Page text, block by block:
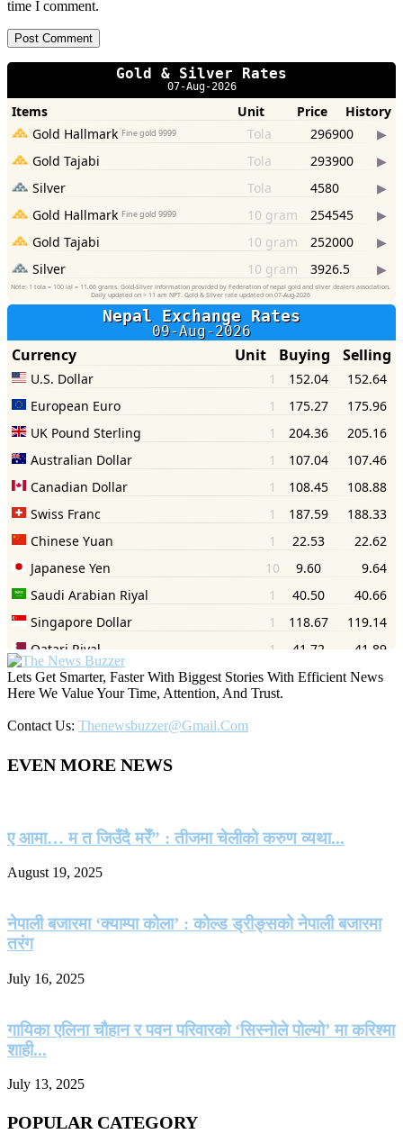
time I comment.
Lets Get Smarter, Faster With Biggest Stories With Efficient News
Here We Value Your Time, Attention, And Trust.
Contact Us: Thenewsbuzzer@gmail.com
EVEN MORE NEWS
ए आमा… म त जिउँदै मरेँ” : तीजमा चेलीको करुण व्यथा...
August 19, 2025
नेपाली बजारमा ‘क्याम्पा कोला’ : कोल्ड ड्रीङ्सको नेपाली बजारमा
तरंग
July 16, 2025
गायिका एलिना चौहान र पवन परिवारको ‘सिस्नोले पोल्यो’ मा करिश्मा
शाही...
July 13, 2025
POPULAR CATEGORY